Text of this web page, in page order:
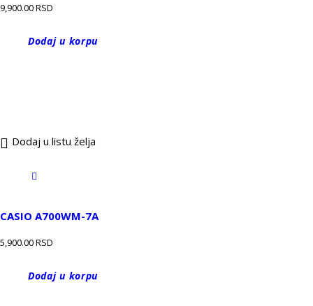
9,900.00RSD
Dodaj u korpu
Dodaj u listu želja
CASIO A700WM-7A
5,900.00RSD
Dodaj u korpu